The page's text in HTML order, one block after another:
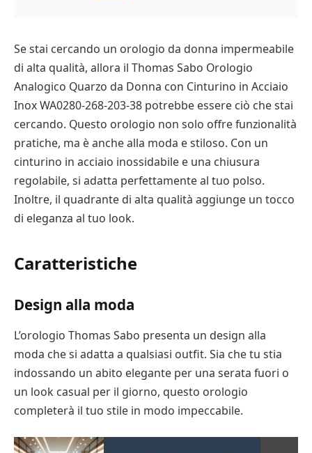
Se stai cercando un orologio da donna impermeabile
di alta qualità, allora il Thomas Sabo Orologio
Analogico Quarzo da Donna con Cinturino in Acciaio
Inox WA0280-268-203-38 potrebbe essere ciò che stai
cercando. Questo orologio non solo offre funzionalità
pratiche, ma è anche alla moda e stiloso. Con un
cinturino in acciaio inossidabile e una chiusura
regolabile, si adatta perfettamente al tuo polso.
Inoltre, il quadrante di alta qualità aggiunge un tocco
di eleganza al tuo look.
Caratteristiche
Design alla moda
L’orologio Thomas Sabo presenta un design alla
moda che si adatta a qualsiasi outfit. Sia che tu stia
indossando un abito elegante per una serata fuori o
un look casual per il giorno, questo orologio
completerà il tuo stile in modo impeccabile.